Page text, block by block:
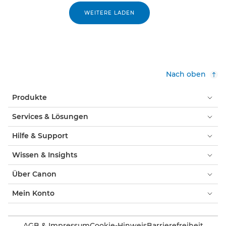
WEITERE LADEN
Nach oben
Produkte
Services & Lösungen
Hilfe & Support
Wissen & Insights
Über Canon
Mein Konto